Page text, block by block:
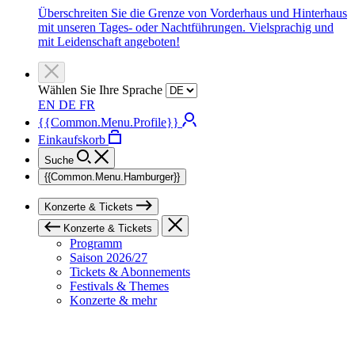
Überschreiten Sie die Grenze von Vorderhaus und Hinterhaus
mit unseren Tages- oder Nachtführungen. Vielsprachig und
mit Leidenschaft angeboten!
Wählen Sie Ihre Sprache
EN DE FR
{{Common.Menu.Profile}}
Einkaufskorb
Suche
{{Common.Menu.Hamburger}}
Konzerte & Tickets
Konzerte & Tickets
Programm
Saison 2026/27
Tickets & Abonnements
Festivals & Themes
Konzerte & mehr